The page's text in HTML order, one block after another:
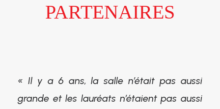
PARTENAIRES
« Il y a 6 ans, la salle n’était pas aussi
grande et les lauréats n’étaient pas aussi